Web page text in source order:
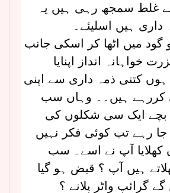
غلط سمجھ رہی ہیں یہ
ہیں اسلیئے۔
میں اٹھا کر اسکی جانب
خواہانہ انداز اپنایا
کتنی ذمہ داری سے اپنی
کررہے ہیں۔۔ وہاں سب
بچے ایک سی شکلوں کی
جا رہے تب کوئی فکر نہیں
کھلایا آپ نے اسے۔ سب
ہیں آپ ؟ قبض ہو گیا
گرائپ واٹر پلانے ؟